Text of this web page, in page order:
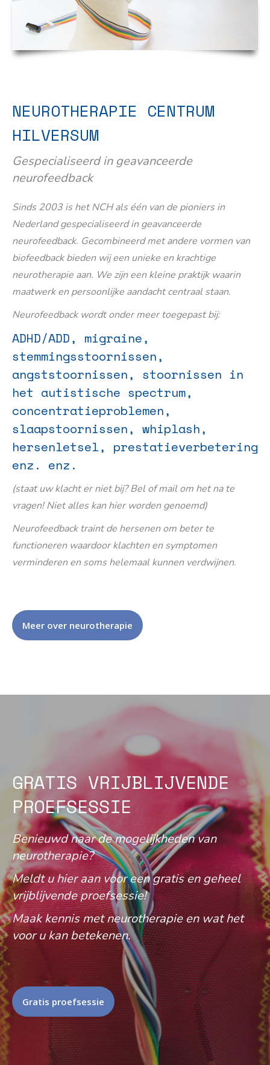
NEUROTHERAPIE CENTRUM
HILVERSUM
Gespecialiseerd in geavanceerde
neurofeedback
Sinds 2003 is het NCH als één van de pioniers in
Nederland gespecialiseerd in geavanceerde
neurofeedback. Gecombineerd met andere vormen van
biofeedback bieden wij een unieke en krachtige
neurotherapie aan. We zijn een kleine praktijk waarin
maatwerk en persoonlijke aandacht centraal staan.
Neurofeedback wordt onder meer toegepast bij:
ADHD/ADD, migraine,
stemmingsstoornissen,
angststoornissen, stoornissen in
het autistische spectrum,
concentratieproblemen,
slaapstoornissen, whiplash,
hersenletsel, prestatieverbetering
enz. enz.
(staat uw klacht er niet bij? Bel of mail om het na te
vragen! Niet alles kan hier worden genoemd)
Neurofeedback traint de hersenen om beter te
functioneren waardoor klachten en symptomen
verminderen en soms helemaal kunnen verdwijnen.
Meer over neurotherapie
GRATIS VRIJBLIJVENDE
PROEFSESSIE
Benieuwd naar de mogelijkheden van
neurotherapie?
Meldt u hier aan voor een gratis en geheel
vrijblijvende proefsessie!
Maak kennis met neurotherapie en wat het
voor u kan betekenen.
Gratis proefsessie